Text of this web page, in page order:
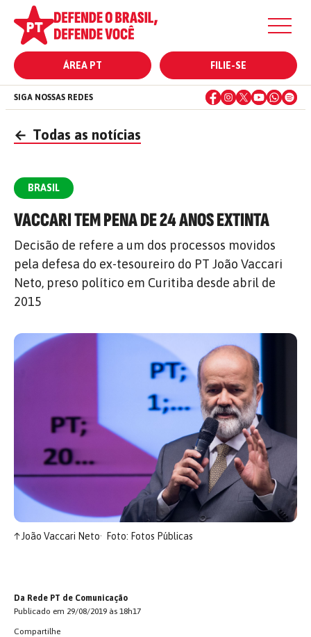
ÁREA PT FILIE-SE
SIGA NOSSAS REDES
← Todas as notícias
BRASIL
VACCARI TEM PENA DE 24 ANOS EXTINTA
Decisão de refere a um dos processos movidos
pela defesa do ex-tesoureiro do PT João Vaccari
Neto, preso político em Curitiba desde abril de
2015
↑João Vaccari Neto Foto: Fotos Públicas
Da Rede PT de Comunicação
Publicado em 29/08/2019 às 18h17
Compartilhe